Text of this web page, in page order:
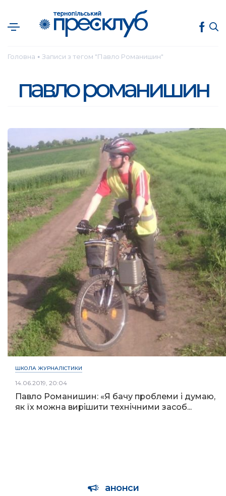
Головна ● Записи з тегом "Павло Романишин"
павло романишин
ШКОЛА ЖУРНАЛІСТИКИ
14.06.2019, 20:04
Павло Романишин: «Я бачу проблеми і думаю,
як їх можна вирішити технічними засоб...
анонси